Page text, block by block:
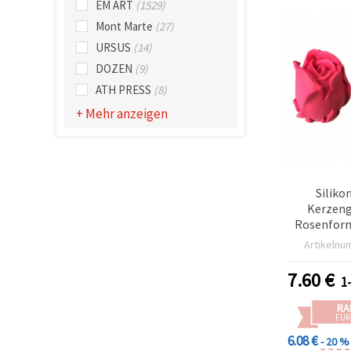
EM ART (1529)
Mont Marte (27)
URSUS (14)
DOZEN (9)
ATH PRESS (8)
+ Mehr anzeigen
7.60€
6.08 €- 20 %